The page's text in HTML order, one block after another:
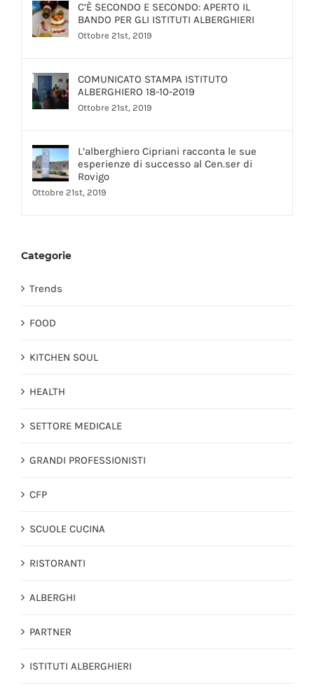
C’È SECONDO E SECONDO: APERTO IL
BANDO PER GLI ISTITUTI ALBERGHIERI
Ottobre 21st, 2019
COMUNICATO STAMPA ISTITUTO
ALBERGHIERO 18-10-2019
Ottobre 21st, 2019
L’alberghiero Cipriani racconta le sue
esperienze di successo al Cen.ser di
Rovigo
Ottobre 21st, 2019
Categorie
Trends
FOOD
KITCHEN SOUL
HEALTH
SETTORE MEDICALE
GRANDI PROFESSIONISTI
CFP
SCUOLE CUCINA
RISTORANTI
ALBERGHI
PARTNER
ISTITUTI ALBERGHIERI